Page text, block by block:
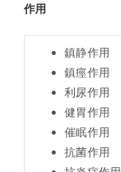
作用
鎮静作用
鎮痙作用
利尿作用
健胃作用
催眠作用
抗菌作用